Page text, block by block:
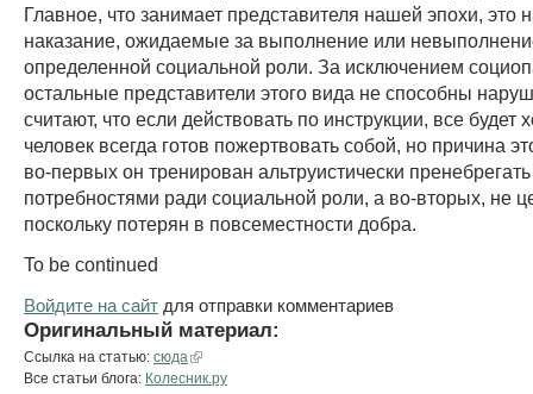
Главное, что занимает представителя нашей эпохи, это
наказание, ожидаемые за выполнение или
определенной социальной роли. За исключением
остальные представители этого вида не способны
считают, что если действовать по инструкции, все будет
человек всегда готов пожертвовать собой, но причина
во-первых он тренирован альтруистически
потребностями ради социальной роли, а во-вторых, не
поскольку потерян в повсеместности добра.
To be continued
Войдите на сайт для отправки комментариев
Оригинальный материал:
Ссылка на статью: сюда
Все статьи блога: Колесник.ру